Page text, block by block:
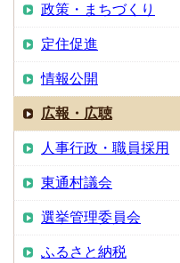
政策・まちづくり
定住促進
情報公開
広報・広聴
人事行政・職員採用
東通村議会
選挙管理委員会
ふるさと納税